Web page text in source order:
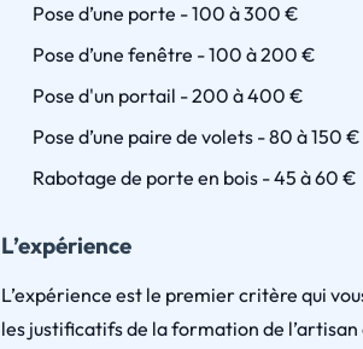
Pose d’une porte - 100 à 300 €
Pose d’une fenêtre - 100 à 200 €
Pose d'un portail - 200 à 400 €
Pose d’une paire de volets - 80 à 150 €
Rabotage de porte en bois - 45 à 60 €
L’expérience
L’expérience est le premier critère qui
les justificatifs de la formation de